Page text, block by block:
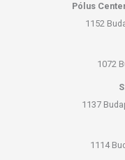
Pólus
1152
1072
1137
1114